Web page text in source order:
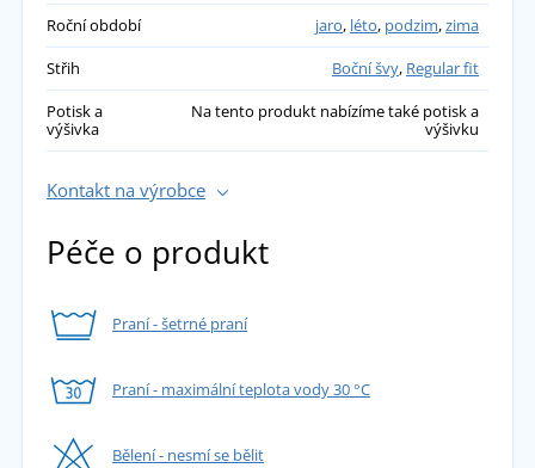
Roční období jaro, léto, podzim,zima
Střih
Boční švy, Regular fit
Potisk a
výšivka
Na tento produkt nabízíme také potisk a
výšivku
Kontakt na výrobce
Péče o produkt
Praní - šetrné praní
Praní - maximální teplota vody 30 °C
Bělení - nesmí se bělit